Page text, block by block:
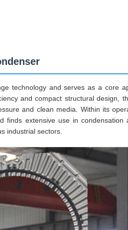
technology and serves as a core
and compact structural design,
and clean media. Within its
finds extensive use in condensation
industrial sectors.